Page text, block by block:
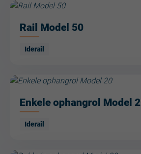
Rail Model 50
Iderail
Enkele ophangrol Model
Iderail